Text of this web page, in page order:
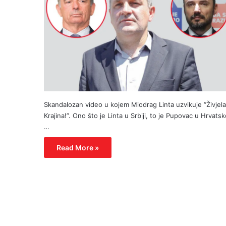
Skandalozan video u kojem Miodrag Linta uzvikuje “Živjela
Krajina!”. Ono što je Linta u Srbiji, to je Pupovac u
…
Read More »